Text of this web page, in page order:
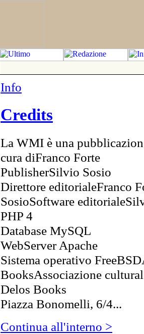
Info
Credits
La WMI è una
cura diFranco Forte
PublisherSilvio Sosio
Direttore editorialeFranco
SosioSoftware
PHP 4
Database MySQL
WebServer Apache
Sistema operativo
BooksAssociazione
Delos Books
Piazza Bonomelli, 6/4...
Continua all'interno >